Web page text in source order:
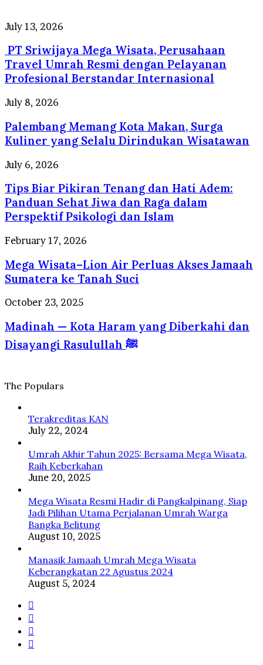
PT
Mega
Wisata,
Perusahaan
Travel
Umrah
Resmi
dengan
Pelayanan
Profesional
Internasional
July 13, 2026
PT Sriwijaya Mega Wisata, Perusahaan
Travel Umrah Resmi dengan Pelayanan
Profesional Berstandar Internasional
Palembang
Kota
Makan,
Surga
Kuliner
yang
Selalu
Dirindukan
Wisatawan
July 8, 2026
Palembang Memang Kota Makan, Surga
Kuliner yang Selalu Dirindukan Wisatawan
Tips
Pikiran
Tenang
dan
Hati
Adem:
Panduan
Sehat
Jiwa
dan
dalam
Psikologi
dan
Islam
July 6, 2026
Tips Biar Pikiran Tenang dan Hati Adem:
Panduan Sehat Jiwa dan Raga dalam
Perspektif Psikologi dan Islam
Mega
Lion
Air
Perluas
Akses
Sumatera
ke
Tanah
February 17, 2026
Mega Wisata–Lion Air Perluas Akses Jamaah
Sumatera ke Tanah Suci
Madinah
Kota
Haram
yang
Disayangi
October 23, 2025
Madinah — Kota Haram yang Diberkahi dan
Disayangi Rasulullah ﷺ
The Populars
Terakreditas KAN
July 22, 2024
Umrah Akhir Tahun 2025: Bersama Mega Wisata,
Raih Keberkahan
June 20, 2025
Mega Wisata Resmi Hadir di Pangkalpinang, Siap
Jadi Pilihan Utama Perjalanan Umrah Warga
Bangka Belitung
August 10, 2025
Manasik Jamaah Umrah Mega Wisata
Keberangkatan 22 Agustus 2024
August 5, 2024